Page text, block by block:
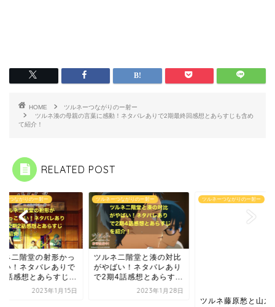
HOME
ツルネーつながりのー射ー
ツルネ湊の母親の言葉に感動！ネタバレありで2期最終回感想とあらすじも含め
て紹介！
RELATED POST
ーつながりのー射ー
ネ二階堂の射形かっ
い！ネタバレありで
話感想とあらすじ...
2023年1月15日
ツルネーつながりのー射ー
ツルネ二階堂と湊の対比
がやばい！ネタバレあり
で2期4話感想とあらす...
2023年1月28日
ツルネーつながりのー射ー
ツルネ藤原愁と山之